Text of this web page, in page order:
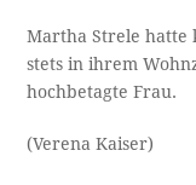
Martha Strele hatte
stets in ihrem
hochbetagte Frau.
(Verena Kaiser)